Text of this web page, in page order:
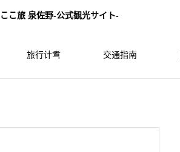
ここ旅 泉佐野-公式観光サイト-
旅行计䎞 交通指南